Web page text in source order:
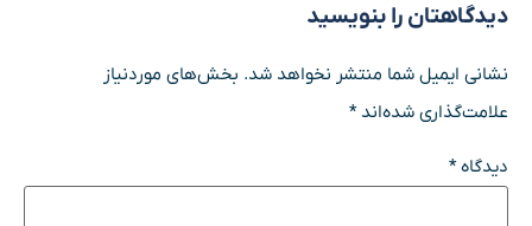
دیدگاهتان را بنویسید
نشانی ایمیل شما منتشر نخواهد شد. بخش‌های موردنیاز
علامت‌گذاری شده‌اند*
دیدگاه*